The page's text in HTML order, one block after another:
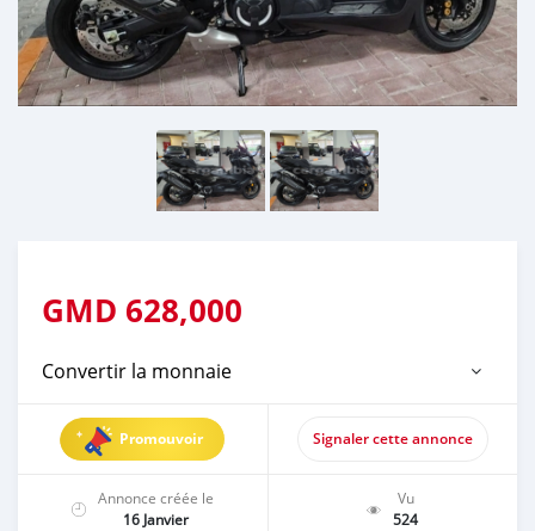
GMD 628,000
Convertir la monnaie
Promouvoir Signaler cette annonce
Annonce créée le
16 Janvier
Vu
524